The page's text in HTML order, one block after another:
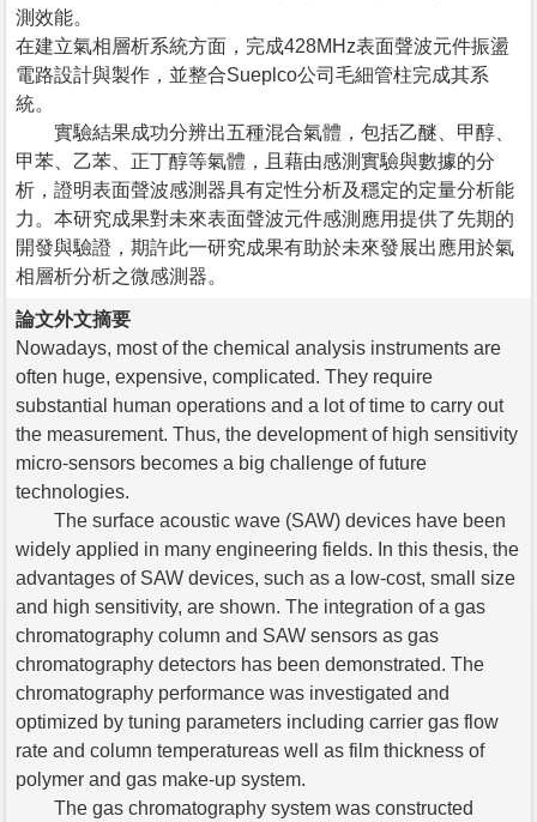
測效能。
在建立氣相層析系統方面，完成428MHz表面聲波元件振盪
電路設計與製作，並整合Sueplco公司毛細管柱完成其系
統。
實驗結果成功分辨出五種混合氣體，包括乙醚、甲醇、
甲苯、乙苯、正丁醇等氣體，且藉由感測實驗與數據的分
析，證明表面聲波感測器具有定性分析及穩定的定量分析能
力。本研究成果對未來表面聲波元件感測應用提供了先期的
開發與驗證，期許此一研究成果有助於未來發展出應用於氣
相層析分析之微感測器。
論文外文摘要
Nowadays, most of the chemical analysis instruments are
often huge, expensive, complicated. They require
substantial human operations and a lot of time to carry out
the measurement. Thus, the development of high sensitivity
micro-sensors becomes a big challenge of future
technologies.
The surface acoustic wave (SAW) devices have been
widely applied in many engineering fields. In this thesis, the
advantages of SAW devices, such as a low-cost, small size
and high sensitivity, are shown. The integration of a gas
chromatography column and SAW sensors as gas
chromatography detectors has been demonstrated. The
chromatography performance was investigated and
optimized by tuning parameters including carrier gas flow
rate and column temperatureas well as film thickness of
polymer and gas make-up system.
The gas chromatography system was constructed